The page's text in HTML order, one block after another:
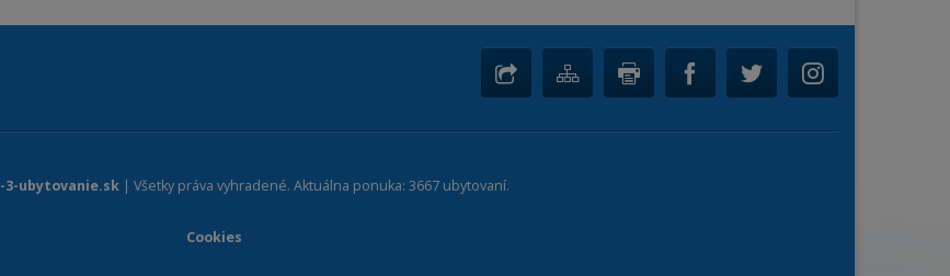
3-ubytovanie.sk| Všetky práva vyhradené. Aktuálna ponuka: 3667 ubytovaní.
Cookies